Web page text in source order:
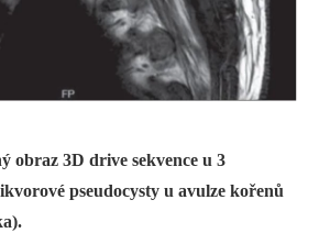
obraz 3D drive sekvence u 3
pseudocysty u avulze kořenů